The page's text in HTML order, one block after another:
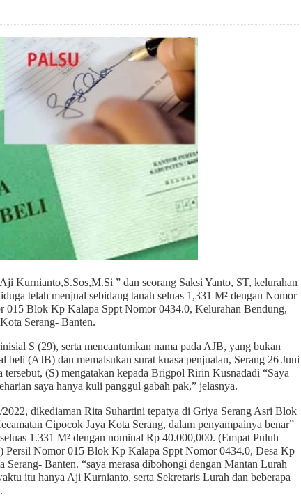
Kurnianto,S.Sos,M.Si ” dan seorang Saksi Yanto, ST, kelurahan
telah menjual sebidang tanah seluas 1,331 M² dengan Nomor
015 Blok Kp Kalapa Sppt Nomor 0434.0, Kelurahan Bendung,
Serang- Banten.
S (29), serta mencantumkan nama pada AJB, yang bukan
beli (AJB) dan memalsukan surat kuasa penjualan, Serang 26 Juni
(S) mengatakan kepada Brigpol Ririn Kusnadadi “Saya
saya hanya kuli panggul gabah pak,” jelasnya.
dikediaman Rita Suhartini tepatya di Griya Serang Asri Blok
Cipocok Jaya Kota Serang, dalam penyampainya benar”
1.331 M² dengan nominal Rp 40.000,000. (Empat Puluh
Nomor 015 Blok Kp Kalapa Sppt Nomor 0434.0, Desa Kp
Banten. “saya merasa dibohongi dengan Mantan Lurah
itu hanya Aji Kurnianto, serta Sekretaris Lurah dan beberapa